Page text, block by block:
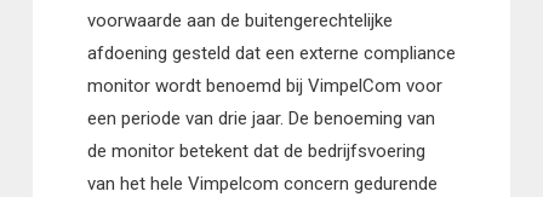
voorwaarde aan de buitengerechtelijke
afdoening gesteld dat een externe compliance
monitor wordt benoemd bij VimpelCom voor
een periode van drie jaar. De benoeming van
de monitor betekent dat de bedrijfsvoering
van het hele Vimpelcom concern gedurende